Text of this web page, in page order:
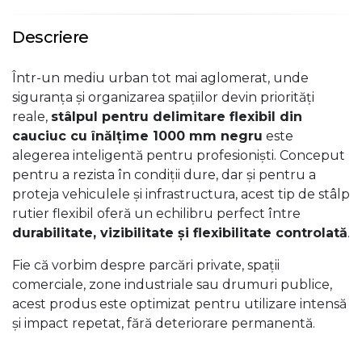
Descriere
Într-un mediu urban tot mai aglomerat, unde
siguranța și organizarea spațiilor devin priorități
reale, stâlpul pentru delimitare flexibil din
cauciuc cu înălțime 1000 mm negru este
alegerea inteligentă pentru profesioniști. Conceput
pentru a rezista în condiții dure, dar și pentru a
proteja vehiculele și infrastructura, acest tip de stâlp
rutier flexibil oferă un echilibru perfect între
durabilitate, vizibilitate și flexibilitate controlată.
Fie că vorbim despre parcări private, spații
comerciale, zone industriale sau drumuri publice,
acest produs este optimizat pentru utilizare intensă
și impact repetat, fără deteriorare permanentă.